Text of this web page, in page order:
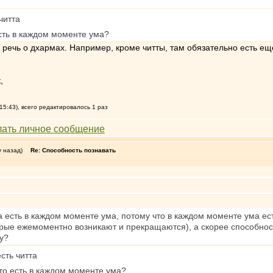
в каждом моменте ума?
о дхармах. Например, кроме читты, там обязательно есть
всего редактировалось 1 раз
назад) Re: Способность познавать
есть в каждом моменте ума, потому что в каждом моменте ума
ежемоментно возникают и прекращаются), а скорее
читта
есть в каждом моменте ума?